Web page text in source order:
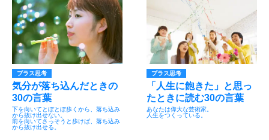
プラス思考
気分が落ち込んだときの
30の言葉
下を向いてとぼとぼ歩くから、落ち込み
から抜け出せない。
前を向いてさっそうと歩けば、落ち込み
から抜け出せる。
プラス思考
「人生に飽きた」と思っ
たときに読む30の言葉
あなたは偉大な芸術家。
人生をつくっている。